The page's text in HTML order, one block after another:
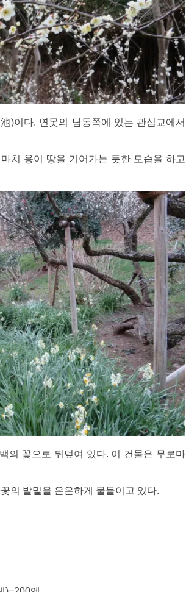
)이다. 연못의 남동쪽에 있는 관심교에서
치 용이 땅을 기어가는 듯한 모습을 하고
의 꽃으로 뒤덮여 있다. 이 건물은 무로마
의 발밑을 은은하게 물들이고 있다.